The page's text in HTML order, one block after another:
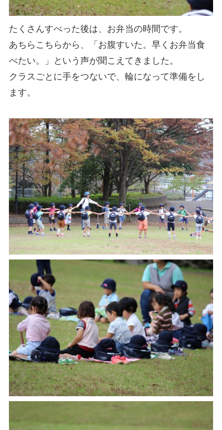
たくさんすべった後は、お弁当の時間です。
あちらこちらから、「お腹すいた。早くお弁当食
べたい。」という声が聞こえてきました。
クラスごとに手をつないで、輪になって準備をし
ます。